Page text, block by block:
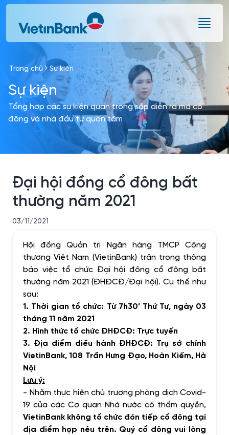
Skip to Main Content
Trang chủ Sự kiện
Sự kiện
Tổng hợp các sự kiện quan trọng sắp diễn ra mà cổ
đông và nhà đầu tư quan tâm
Đại hội đồng cổ đông bất
thường năm 2021
03/11/2021
Hội đồng Quản trị Ngân hàng TMCP Công
thương Việt Nam (VietinBank) trân trọng thông
báo việc tổ chức Đại hội đồng cổ đông bất
thường năm 2021 (ĐHĐCĐ/Đại hội). Cụ thể như
sau:
1. Thời gian tổ chức: Từ 7h30’ Thứ Tư, ngày 03
tháng 11 năm 2021
2. Hình thức tổ chức ĐHĐCĐ: Trực tuyến
3. Địa điểm điều hành ĐHĐCĐ: Trụ sở chính
VietinBank, 108 Trần Hưng Đạo, Hoàn Kiếm, Hà
Nội
Lưu ý:
- Nhằm thực hiện chủ trương phòng dịch Covid-
19 của các Cơ quan Nhà nước có thẩm quyền,
VietinBank không tổ chức đón tiếp cổ đông tại
địa điểm họp nêu trên. Quý cổ đông vui lòng